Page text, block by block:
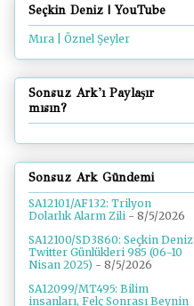
Seçkin Deniz | YouTube
Mıra | Öznel Şeyler
Sonsuz Ark'ı Paylaşır
mısın?
Sonsuz Ark Gündemi
SA12101/AF132: Trilyon
Dolarlık Alarm Zili - 8/5/2026
SA12100/SD3860: Seçkin Deniz
Twitter Günlükleri 985 (06-10
Nisan 2025) - 8/5/2026
SA12099/MT495: Bilim
insanları, Felç Sonrası Beynin